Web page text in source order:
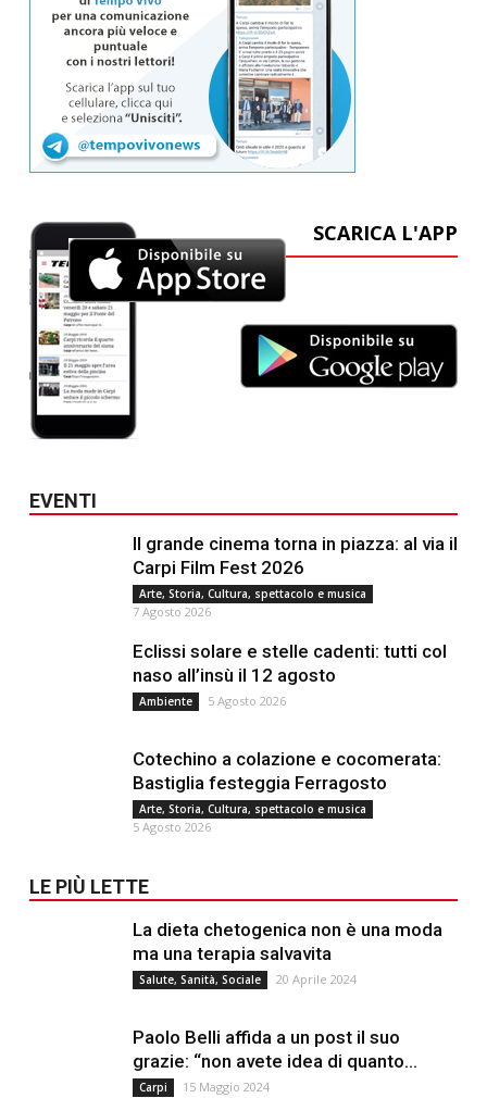
SCARICA L'APP
EVENTI
Il grande cinema torna in piazza: al via il
Carpi Film Fest 2026
Arte, Storia, Cultura, spettacolo e musica
7 Agosto 2026
Eclissi solare e stelle cadenti: tutti col
naso all’insù il 12 agosto
Ambiente 5 Agosto 2026
Cotechino a colazione e cocomerata:
Bastiglia festeggia Ferragosto
Arte, Storia, Cultura, spettacolo e musica
5 Agosto 2026
LE PIÙ LETTE
La dieta chetogenica non è una moda
ma una terapia salvavita
Salute, Sanità, Sociale 20 Aprile 2024
Paolo Belli affida a un post il suo
grazie: “non avete idea di quanto...
Carpi 15 Maggio 2024